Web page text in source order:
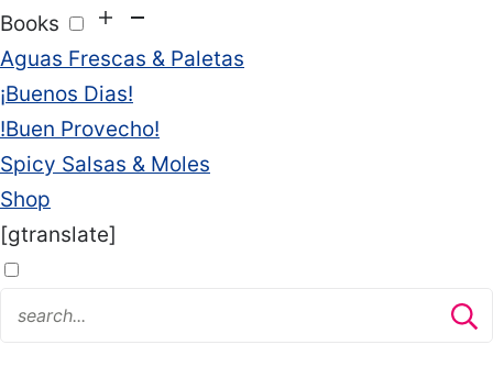
Books
Aguas Frescas & Paletas
¡Buenos Dias!
!Buen Provecho!
Spicy Salsas & Moles
Shop